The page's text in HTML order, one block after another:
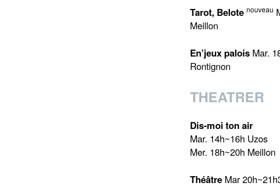
Tarot, Belote nouveau
Meillon
En’jeux paloisMar.
Rontignon
THEATRER
Dis-moi ton air
Mar. 14h~16h Uzos
Mer. 18h~20h Meillon
ThéâtreMar